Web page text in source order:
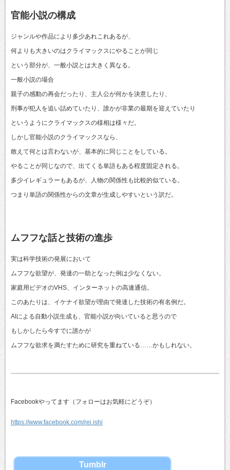
官能小説の構成
ジャンルや作品により多少あれこれあるが、
何よりも大きいのはクライマックスにやることが同じ
という部分が、一般小説とは大きく異なる。
一般小説の場合
親子の感動の再会だったり、主人公が何かを決意したり、
刑事が犯人を追い詰めていたり、誰かが非業の最期を迎えていたり
というようにクライマックスの様相は様々だ。
しかし官能小説のクライマックスなら、
敢えて何とは言わないが、基本的に同じことをしている。
やることが同じなので、出てくる単語もある程度固定される。
多少イレギュラーもあるが、人物の関係性も比較的似ている。
つまり単語の関係性からの文章が生成しやすいという訳だ。
ムフフな話と技術の進歩
実は科学技術の発展において
ムフフな欲望が、発達の一助となった例は少なくない。
家庭用ビデオのVHS、インターネットの高速通信。
このあたりは、イケナイ欲望が理由で発達した技術の有名例だ。
AIによる自動小説生成も、官能小説が向いていると思うので
もしかしたら今すでに誰かが
ムフフな欲求を満たすために研究を重ねている……かもしれない。
Facebookやってます（フォローはお気軽にどうぞ）
https://www.facebook.com/rei.ishi
Tumblr